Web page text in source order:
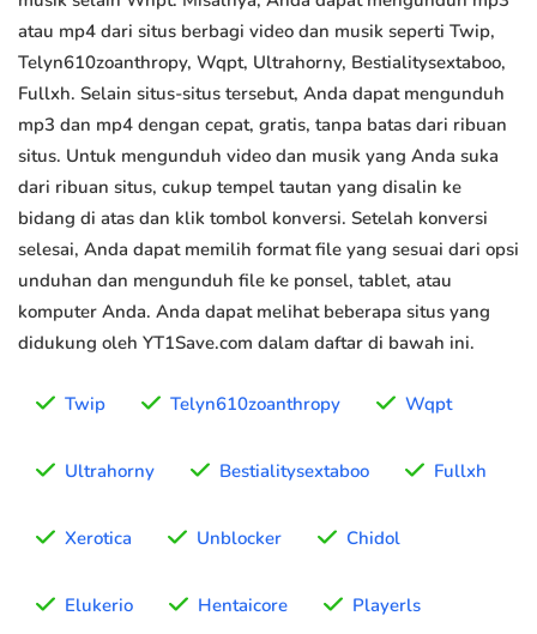
atau mp4 dari situs berbagi video dan musik seperti Twip,
Telyn610zoanthropy, Wqpt, Ultrahorny, Bestialitysextaboo,
Fullxh. Selain situs-situs tersebut, Anda dapat mengunduh
mp3 dan mp4 dengan cepat, gratis, tanpa batas dari ribuan
situs. Untuk mengunduh video dan musik yang Anda suka
dari ribuan situs, cukup tempel tautan yang disalin ke
bidang di atas dan klik tombol konversi. Setelah konversi
selesai, Anda dapat memilih format file yang sesuai dari opsi
unduhan dan mengunduh file ke ponsel, tablet, atau
komputer Anda. Anda dapat melihat beberapa situs yang
didukung oleh YT1Save.com dalam daftar di bawah ini.
Twip Telyn610zoanthropy Wqpt
Ultrahorny Bestialitysextaboo Fullxh
Xerotica Unblocker Chidol
Elukerio Hentaicore Playerls